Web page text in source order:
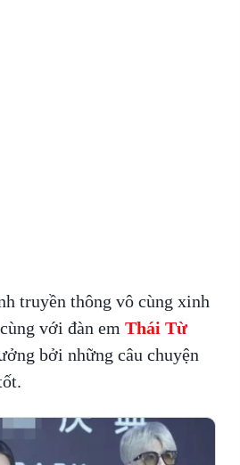
truyền thông vô cùng xinh
với đàn em Thái Từ
bởi những câu chuyện